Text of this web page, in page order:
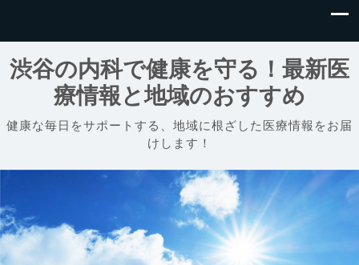
渋谷の内科で健康を守る！最新医
療情報と地域のおすすめ
健康な毎日をサポートする、地域に根ざした医療情報をお届
けします！